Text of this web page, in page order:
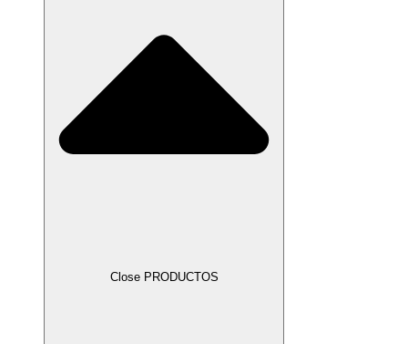
Close PRODUCTOS